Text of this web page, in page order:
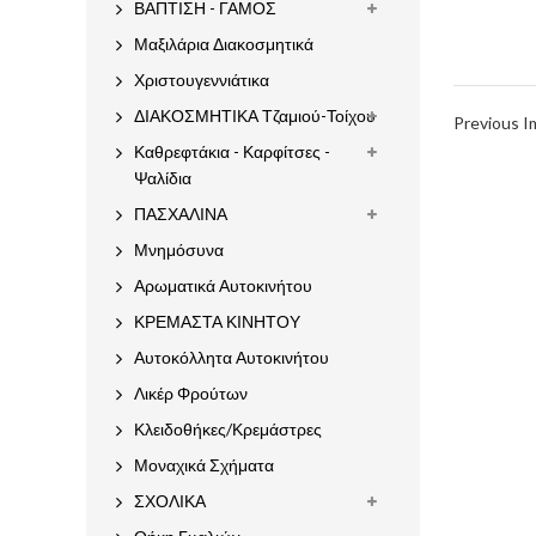
Previous
ΒΑΠΤΙΣΗ - ΓΑΜΟΣ
Μαξιλάρια Διακοσμητικά
Χριστουγεννιάτικα
ΔΙΑΚΟΣΜΗΤΙΚΑ Τζαμιού-Τοίχου
Καθρεφτάκια - Καρφίτσες -
Ψαλίδια
ΠΑΣΧΑΛΙΝΑ
Μνημόσυνα
Αρωματικά Αυτοκινήτου
ΚΡΕΜΑΣΤΑ ΚΙΝΗΤΟΥ
Αυτοκόλλητα Αυτοκινήτου
Λικέρ Φρούτων
Κλειδοθήκες/Κρεμάστρες
Μοναχικά Σχήματα
ΣΧΟΛΙΚΑ